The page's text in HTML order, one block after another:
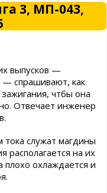
3, МП-043,
выпусков —
спрашивают, как
чтбы она
Отвечает инженер
служат магдины
располагается на их
плохо охлаждается и